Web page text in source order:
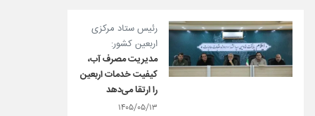
رئیس ستاد مرکزی
اربعین کشور:
مدیریت مصرف آب،
کیفیت خدمات اربعین
را ارتقا می‌دهد
۱۴۰۵/۰۵/۱۳